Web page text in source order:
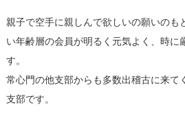
親子で空手に親しんで欲しいの願いのも
い年齢層の会員が明るく元気よく、時に
す。
常心門の他支部からも多数出稽古に来て
支部です。